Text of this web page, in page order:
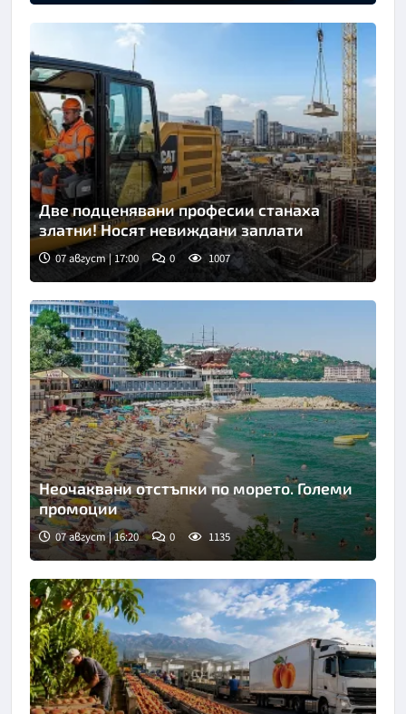
Две подценявани професии станаха
златни! Носят невиждани заплати
07 август | 17:00 0 1007
Неочаквани отстъпки по морето. Големи
промоции
07 август | 16:20 0 1135